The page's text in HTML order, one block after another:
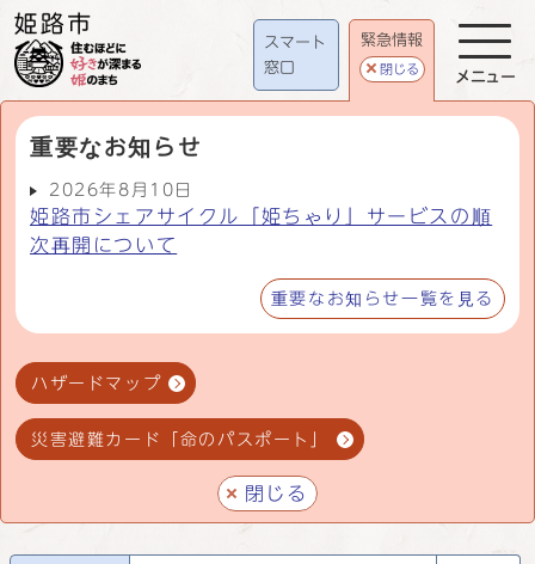
スマート
窓口
緊急情報
閉じる
重要なお知らせ
2026年8月10日
姫路市シェアサイクル「姫ちゃり」サービスの順
次再開について
重要なお知らせ一覧を見る
ハザードマップ
災害避難カード「命のパスポート」
閉じる
メニュー